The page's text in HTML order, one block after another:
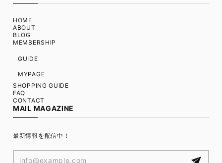
HOME
ABOUT
BLOG
MEMBERSHIP
GUIDE
MYPAGE
SHOPPING GUIDE
FAQ
CONTACT
MAIL MAGAZINE
最新情報を配信中！